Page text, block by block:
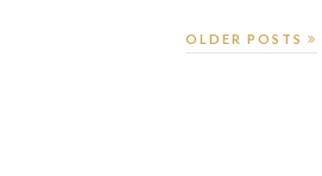
OLDER POSTS